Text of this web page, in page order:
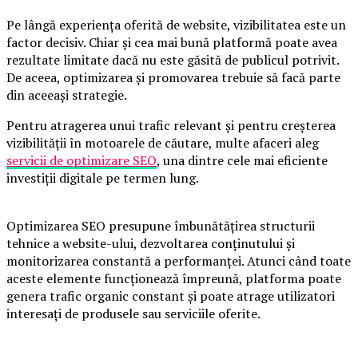
Pe lângă experiența oferită de website, vizibilitatea este un
factor decisiv. Chiar și cea mai bună platformă poate avea
rezultate limitate dacă nu este găsită de publicul potrivit.
De aceea, optimizarea și promovarea trebuie să facă parte
din aceeași strategie.
Pentru atragerea unui trafic relevant și pentru creșterea
vizibilității în motoarele de căutare, multe afaceri aleg
servicii de optimizare SEO, una dintre cele mai eficiente
investiții digitale pe termen lung.
Optimizarea SEO presupune îmbunătățirea structurii
tehnice a website-ului, dezvoltarea conținutului și
monitorizarea constantă a performanței. Atunci când toate
aceste elemente funcționează împreună, platforma poate
genera trafic organic constant și poate atrage utilizatori
interesați de produsele sau serviciile oferite.